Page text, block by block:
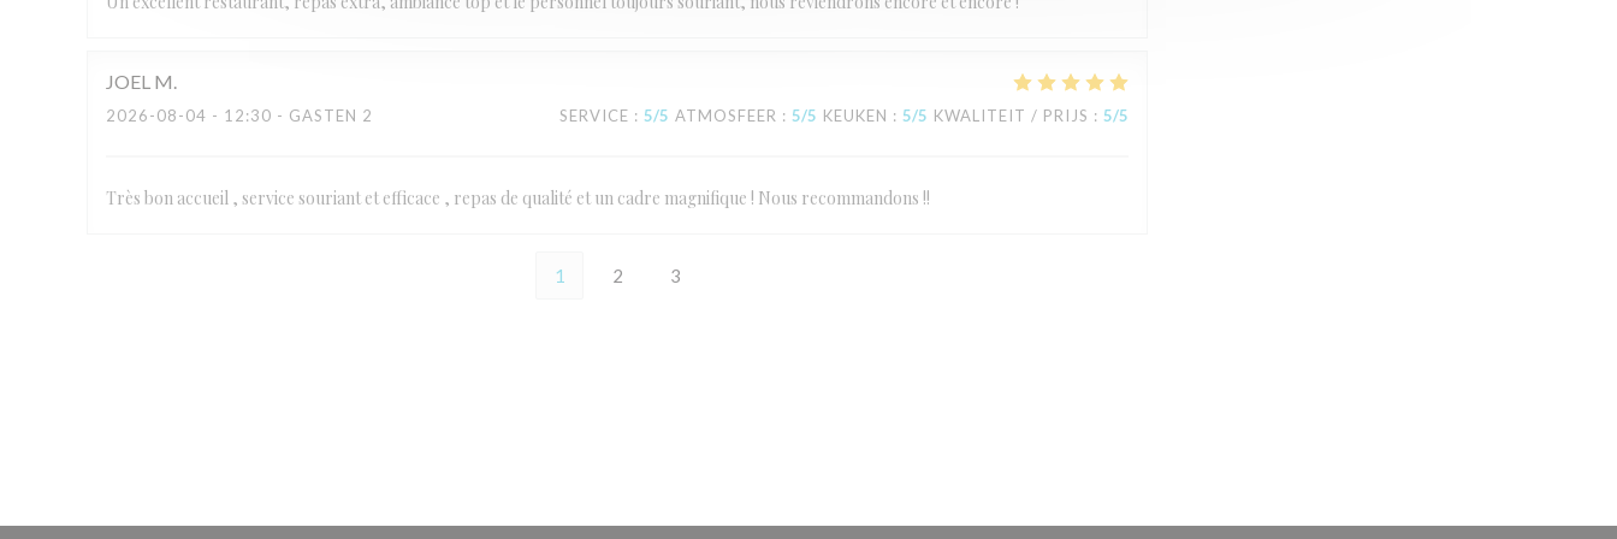
JOEL M
2026-08-04 - 12:30 - GASTEN 2 SERVICE : 5/5 ATMOSFEER : 5/5 KEUKEN : 5/5 KWALITEIT / PRIJS : 5/5
Très bon accueil , service souriant et efficace , repas de qualité et un cadre magnifique ! Nous recommandons !!
1 2 3